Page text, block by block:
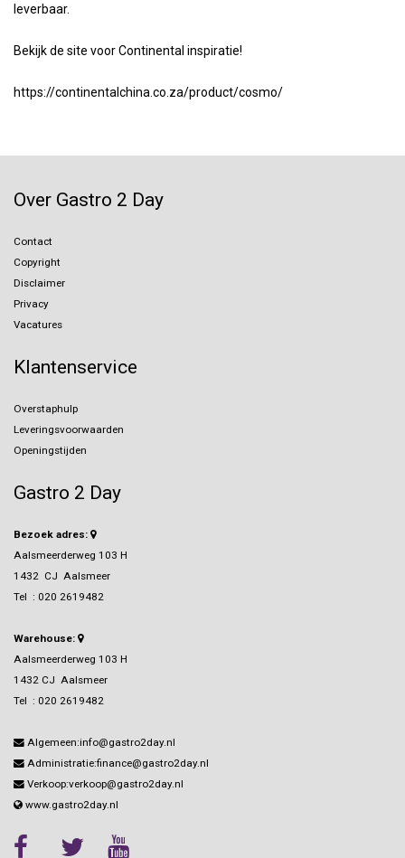
leverbaar.
Bekijk de site voor Continental inspiratie!
https://continentalchina.co.za/product/cosmo/
Over Gastro 2 Day
Contact
Copyright
Disclaimer
Privacy
Vacatures
Klantenservice
Overstaphulp
Leveringsvoorwaarden
Openingstijden
Gastro 2 Day
Bezoek adres:
Aalsmeerderweg 103 H
1432 CJ Aalsmeer
Tel : 020 2619482
Warehouse:
Aalsmeerderweg 103 H
1432 CJ Aalsmeer
Tel : 020 2619482
Algemeen:info@gastro2day.nl
Administratie:finance@gastro2day.nl
Verkoop:verkoop@gastro2day.nl
www.gastro2day.nl